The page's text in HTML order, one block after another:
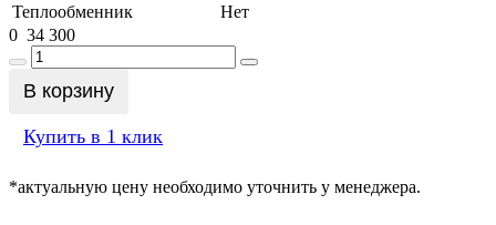
Теплообменник
Нет
0 34 300
В корзину
Купить в 1 клик
*актуальную цену необходимо уточнить у менеджера.